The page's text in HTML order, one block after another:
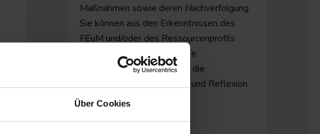
Über Cookies
Maßnahmen sowie deren Nachverfolgung.
Sie können aus den Erkenntnissen des
FEuM und/oder des Ressourcenprofils
abgeleitet werden. SMARTe
Zielsetzungen unterstützen die
kontinuierliche Bearbeitung und Reflexion.